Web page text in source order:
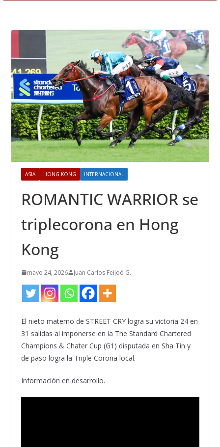
ASIA HONG KONG INTERNACIONAL
ROMANTIC WARRIOR se
triplecorona en Hong
Kong
mayo 24, 2026 Juan Carlos Feijoó G.
El nieto materno de STREET CRY logra su victoria 24 en
31 salidas al imponerse en la The Standard Chartered
Champions & Chater Cup (G1) disputada en Sha Tin y
de paso logra la Triple Corona local.
Información en desarrollo.